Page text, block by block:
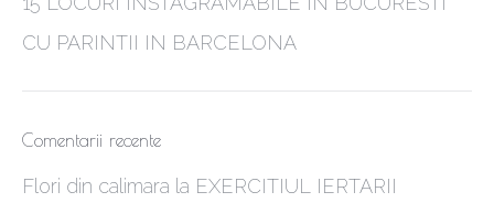
CU PARINTII IN BARCELONA
Comentarii recente
Flori din calimara la EXERCITIUL IERTARII